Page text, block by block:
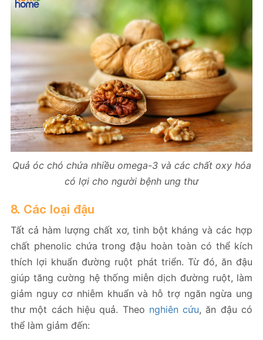
Quả óc chó chứa nhiều omega-3 và các chất oxy hóa
có lợi cho người bệnh ung thư
8. Các loại đậu
Tất cả hàm lượng chất xơ, tinh bột kháng và các hợp
chất phenolic chứa trong đậu hoàn toàn có thể kích
thích lợi khuẩn đường ruột phát triển. Từ đó, ăn đậu
giúp tăng cường hệ thống miễn dịch đường ruột, làm
giảm nguy cơ nhiễm khuẩn và hỗ trợ ngăn ngừa ung
thư một cách hiệu quả. Theo nghiên cứu, ăn đậu có
thể làm giảm đến: